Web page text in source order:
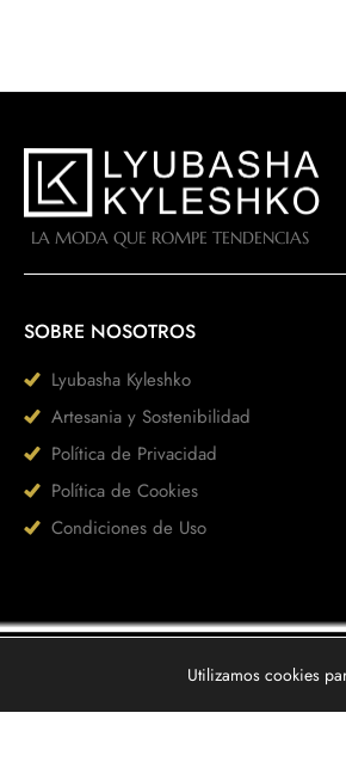
LA MODA QUE ROMPE TENDENCIAS
SOBRE NOSOTROS
Lyubasha Kyleshko
Artesania y Sostenibilidad
Política de Privacidad
Política de Cookies
Condiciones de Uso
Utilizamos cookies